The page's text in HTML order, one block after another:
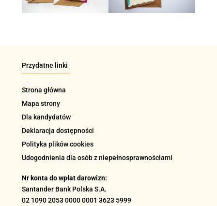
Przydatne linki
Strona główna
Mapa strony
Dla kandydatów
Deklaracja dostępności
Polityka plików cookies
Udogodnienia dla osób z niepełnosprawnościami
Nr konta do wpłat darowizn:
Santander Bank Polska S.A.
02 1090 2053 0000 0001 3623 5999